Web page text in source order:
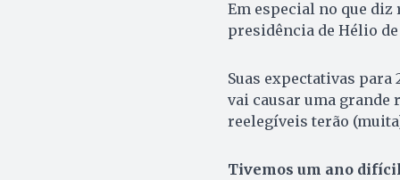
Em especial no que diz
presidência de Hélio
Suas expectativas
vai causar uma grande
reelegíveis terão
Tivemos um ano